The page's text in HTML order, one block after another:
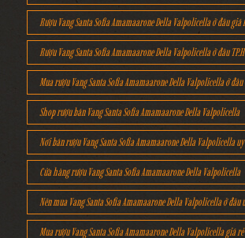
Rượu Vang Santa Sofia Amamaarone Della Valpolicella ở đâu giá
Rượu Vang Santa Sofia Amamaarone Della Valpolicella ở đâu
Mua rượu Vang Santa Sofia Amamaarone Della Valpolicella ở đâu
Shop rượu bán Vang Santa Sofia Amamaarone Della Valpolicella
Nơi bán rượu Vang Santa Sofia Amamaarone Della Valpolicella
Cửa hàng rượu Vang Santa Sofia Amamaarone Della Valpolicella
Nên mua Vang Santa Sofia Amamaarone Della Valpolicella ở đâu
Mua rượu Vang Santa Sofia Amamaarone Della Valpolicella giá rẻ